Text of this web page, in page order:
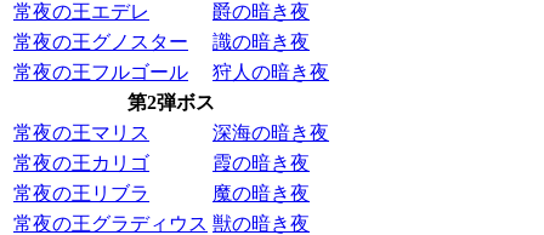
常夜の王エデレ
爵の暗き夜
常夜の王グノスター
識の暗き夜
常夜の王フルゴール
狩人の暗き夜
第2弾ボス
常夜の王マリス
深海の暗き夜
常夜の王カリゴ
霞の暗き夜
常夜の王リブラ
魔の暗き夜
常夜の王グラディウス 獣の暗き夜